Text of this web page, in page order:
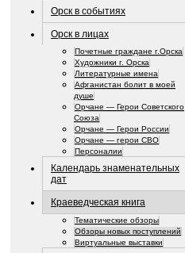
Орск в событиях
Орск в лицах
Почетные граждане г.Орска
Художники г. Орска
Литературные имена
Афганистан болит в моей
душе
Орчане — Герои Советского
Союза
Орчане — Герои России
Орчане — герои СВО
Персоналии
Календарь знаменательных
дат
Краеведческая книга
Тематические обзоры
Обзоры новых поступлений
Виртуальные выставки